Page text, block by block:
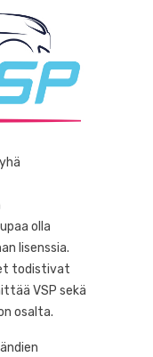
olla
lisenssia.
todistivat
VSP sekä
osalta.